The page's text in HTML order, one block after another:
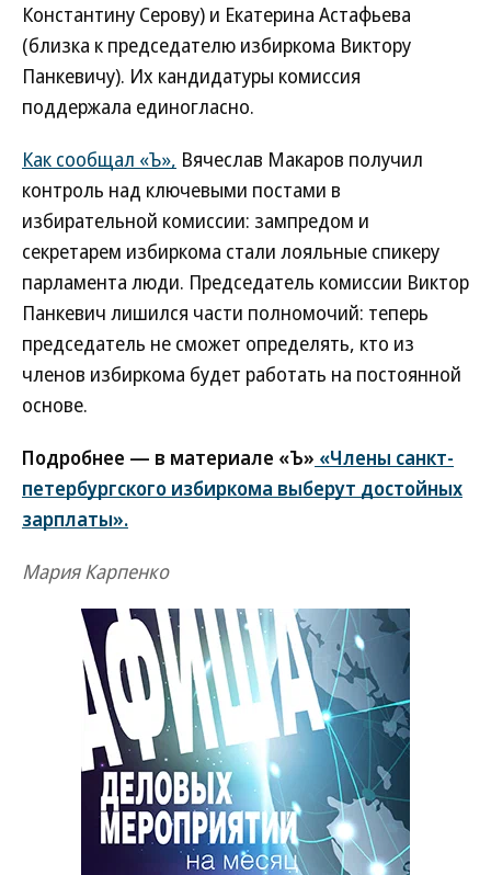
Константину Серову) и Екатерина Астафьева
(близка к председателю избиркома Виктору
Панкевичу). Их кандидатуры комиссия
поддержала единогласно.
Как сообщал «Ъ», Вячеслав Макаров получил
контроль над ключевыми постами в
избирательной комиссии: зампредом и
секретарем избиркома стали лояльные спикеру
парламента люди. Председатель комиссии Виктор
Панкевич лишился части полномочий: теперь
председатель не сможет определять, кто из
членов избиркома будет работать на постоянной
основе.
Подробнее — в материале «Ъ» «Члены санкт-
петербургского избиркома выберут достойных
зарплаты».
Мария Карпенко